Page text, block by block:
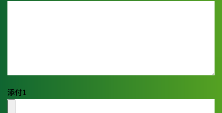
添付1